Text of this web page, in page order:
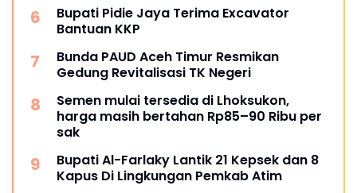
Bupati Pidie Jaya Terima Excavator
Bantuan KKP
Bunda PAUD Aceh Timur Resmikan
Gedung Revitalisasi TK Negeri
Semen mulai tersedia di Lhoksukon,
harga masih bertahan Rp85–90 Ribu per
sak
Bupati Al-Farlaky Lantik 21 Kepsek dan 8
Kapus Di Lingkungan Pemkab Atim